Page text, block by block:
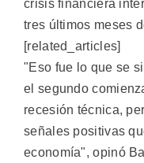
crisis financiera
tres últimos meses
[related_articles]
"Eso fue lo que se
el segundo
recesión técnica,
señales positivas
economía", opinó